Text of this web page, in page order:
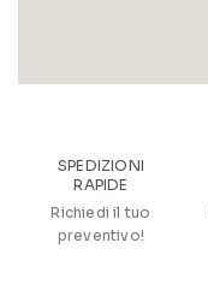
SPEDIZIONI
RAPIDE
Richiedi il tuo
preventivo!